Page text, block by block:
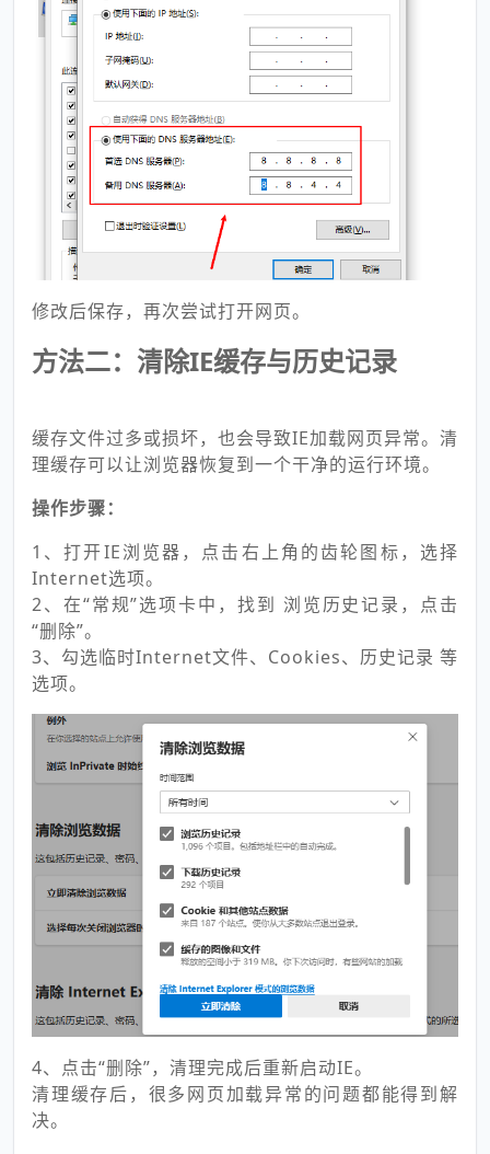
修改后保存，再次尝试打开网页。
方法二：清除IE缓存与历史记录
缓存文件过多或损坏，也会导致IE加载网页异常。清
理缓存可以让浏览器恢复到一个干净的运行环境。
操作步骤：
1、打开IE浏览器，点击右上角的齿轮图标，选择
Internet选项。
2、在“常规”选项卡中，找到 浏览历史记录，点击
“删除”。
3、勾选临时Internet文件、Cookies、历史记录 等
选项。
4、点击“删除”，清理完成后重新启动IE。
清理缓存后，很多网页加载异常的问题都能得到解
决。